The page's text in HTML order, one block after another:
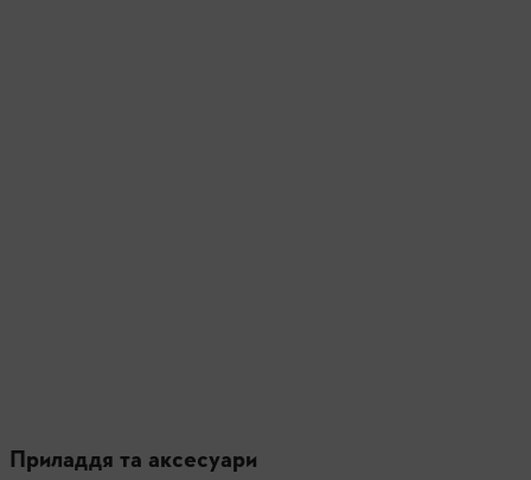
Приладдя та аксесуари